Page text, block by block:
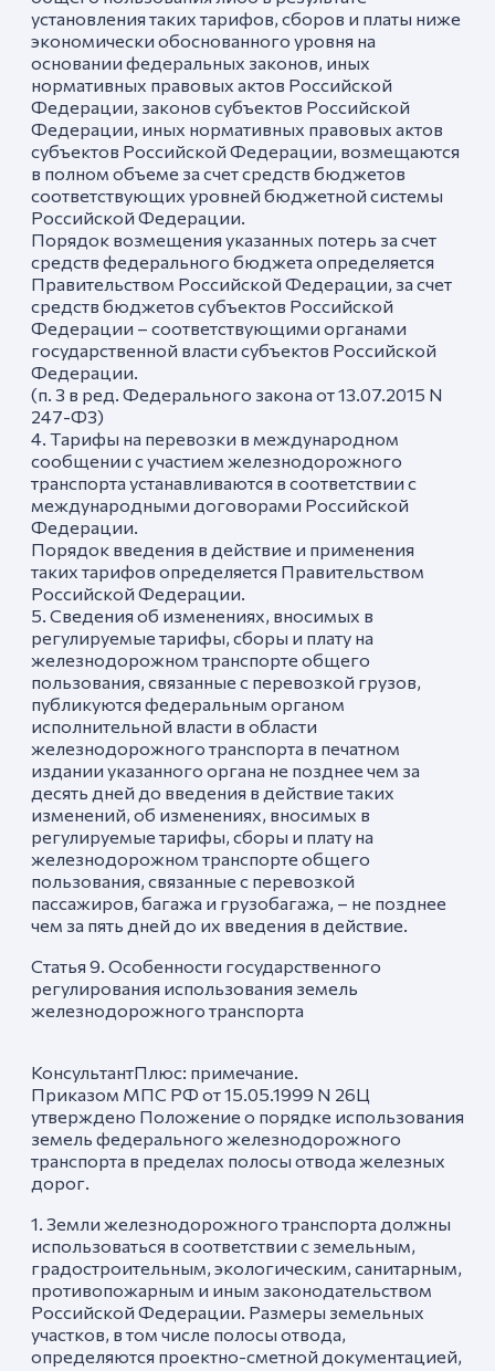
установления таких тарифов, сборов и платы ниже
экономически обоснованного уровня на
основании федеральных законов, иных
нормативных правовых актов Российской
Федерации, законов субъектов Российской
Федерации, иных нормативных правовых актов
субъектов Российской Федерации, возмещаются
в полном объеме за счет средств бюджетов
соответствующих уровней бюджетной системы
Российской Федерации.
Порядок возмещения указанных потерь за счет
средств федерального бюджета определяется
Правительством Российской Федерации, за счет
средств бюджетов субъектов Российской
Федерации – соответствующими органами
государственной власти субъектов Российской
Федерации.
(п. 3 в ред. Федерального закона от 13.07.2015 N
247-ФЗ)
4. Тарифы на перевозки в международном
сообщении с участием железнодорожного
транспорта устанавливаются в соответствии с
международными договорами Российской
Федерации.
Порядок введения в действие и применения
таких тарифов определяется Правительством
Российской Федерации.
5. Сведения об изменениях, вносимых в
регулируемые тарифы, сборы и плату на
железнодорожном транспорте общего
пользования, связанные с перевозкой грузов,
публикуются федеральным органом
исполнительной власти в области
железнодорожного транспорта в печатном
издании указанного органа не позднее чем за
десять дней до введения в действие таких
изменений, об изменениях, вносимых в
регулируемые тарифы, сборы и плату на
железнодорожном транспорте общего
пользования, связанные с перевозкой
пассажиров, багажа и грузобагажа, – не позднее
чем за пять дней до их введения в действие.
Статья 9. Особенности государственного
регулирования использования земель
железнодорожного транспорта
КонсультантПлюс: примечание.
Приказом МПС РФ от 15.05.1999 N 26Ц
утверждено Положение о порядке использования
земель федерального железнодорожного
транспорта в пределах полосы отвода железных
дорог.
1. Земли железнодорожного транспорта должны
использоваться в соответствии с земельным,
градостроительным, экологическим, санитарным,
противопожарным и иным законодательством
Российской Федерации. Размеры земельных
участков, в том числе полосы отвода,
определяются проектно-сметной документацией,